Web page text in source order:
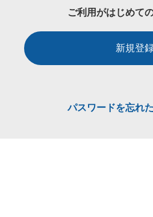
ご利用がはじめて
新規登
パスワードを忘れ